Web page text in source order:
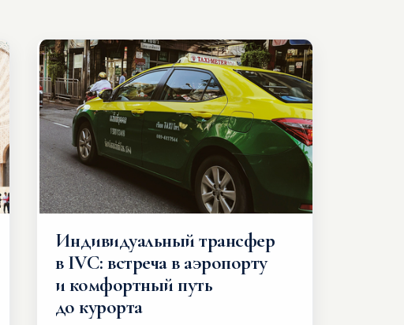
Индивидуальный трансфер
в IVC: встреча в аэропорту
и комфортный путь
до курорта